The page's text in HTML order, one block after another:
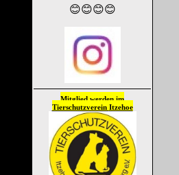
😊😊😊😊
Mitglied werden im
Tierschutzverein Itzehoe